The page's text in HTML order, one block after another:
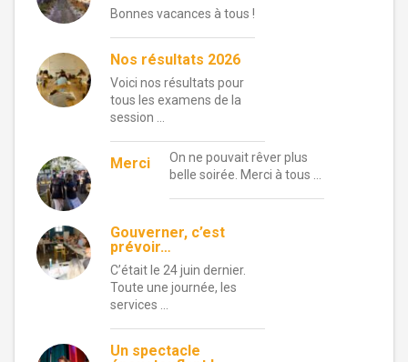
Bonnes vacances à tous !
Nos résultats 2026
Voici nos résultats pour
tous les examens de la
session …
Merci
On ne pouvait rêver plus
belle soirée. Merci à tous …
Gouverner, c’est
prévoir…
C’était le 24 juin dernier.
Toute une journée, les
services …
Un spectacle